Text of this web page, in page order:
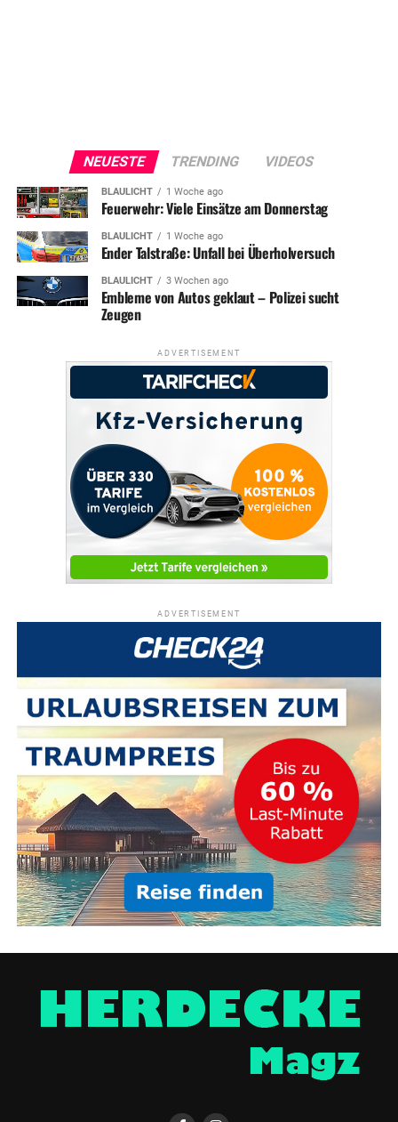
NEUESTE TRENDING VIDEOS
BLAULICHT 1 Woche ago
Feuerwehr: Viele Einsätze am Donnerstag
BLAULICHT 1 Woche ago
Ender Talstraße: Unfall bei Überholversuch
BLAULICHT 3 Wochen ago
Embleme von Autos geklaut – Polizei sucht
Zeugen
ADVERTISEMENT
ADVERTISEMENT